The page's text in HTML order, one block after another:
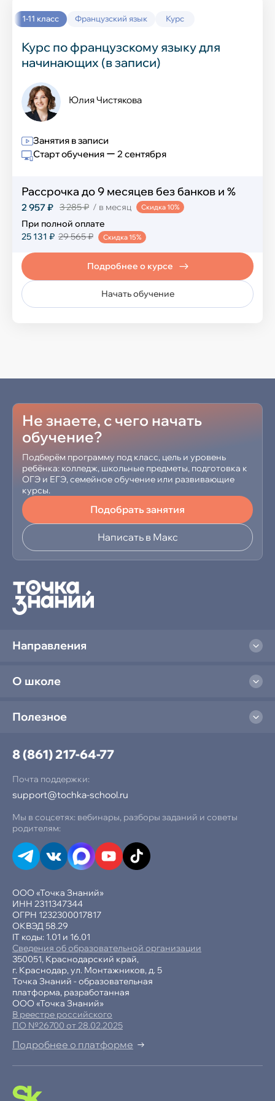
Химия
География
Информатика
Обществознание
ИЗО и технология
Музыка
Физическая культура
Технология
Французский язык
Испанский язык
Немецкий язык
IT-курсы
Компьютерная грамотность
Создание сайтов
Графический дизайн в Figma
Нейросеть и ИИ
Разработка игр в Unity
Развивающие курсы
Математика и логика
Шахматы
Финансовая грамотность
Эмоциональный интеллект
Ораторское искусство
Перечневые олимпиады
Блогинг
1-11 класс Французский язык Курс
Курс по французскому языку для
начинающих (в записи)
Юлия Чистякова
Занятия в записи
Старт обучения ー 2 сентября
Рассрочка до 9 месяцев без банков и %
2 957 ₽ 3 285 ₽ / в месяц Скидка 10%
При полной оплате
25 131 ₽ 29 565 ₽ Скидка 15%
Начать обучение
Подробнее о курсе
−10% при оплате в рассрочку
Не знаете, с чего начать
обучение?
Подберём программу под класс, цель и уровень
ребёнка: колледж, школьные предметы, подготовка к
ОГЭ и ЕГЭ, семейное обучение или развивающие
курсы.
Подобрать занятия
Написать в Макс
ООО «Точка Знаний»
ИНН 2311347344
ОГРН 1232300017817
ОКВЭД 58.29
IT коды: 1.01 и 16.01
Сведения об образовательной организации
350051, Краснодарский край,
г. Краснодар, ул. Монтажников, д. 5
Точка Знаний - образовательная
платформа, разработанная
ООО «Точка Знаний»
В реестре российского
ПО №26700 от 28.02.2025
Подробнее о платформе
Направления
О школе
Полезное
8 (861) 217-64-77
Почта поддержки:
support@tochka-school.ru
Мы в соцсетях: вебинары, разборы заданий и советы
родителям: